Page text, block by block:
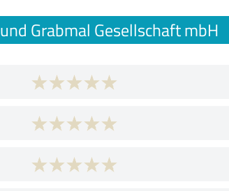
Grabmal Gesellschaft mbH